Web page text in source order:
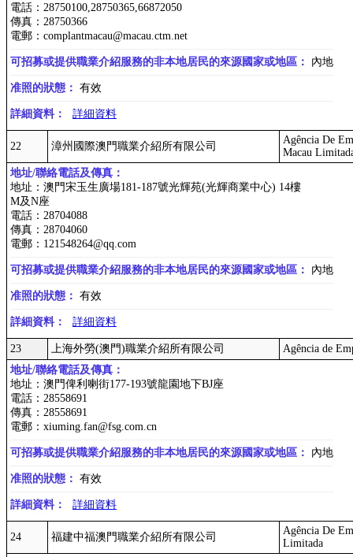
電話：28750100,28750365,66872050
傳真：28750366
電郵：complantmacau@macau.ctm.net
可招募或提供職業介紹服務的非本地居民的來源國家或地區： 內地
准照的狀態： 有效
詳細資料： 詳細資料
22 漳州國際澳門職業介紹所有限公司
Agência De
Macau
地址/聯絡電話及傳真：
地址：澳門宋玉生廣場181-187號光輝苑(光輝商業中心) 14樓
M及N座
電話：28704088
傳真：28704060
電郵：121548264@qq.com
可招募或提供職業介紹服務的非本地居民的來源國家或地區： 內地
准照的狀態： 有效
詳細資料： 詳細資料
23 上海外勞(澳門)職業介紹所有限公司
Agência de
地址/聯絡電話及傳真：
地址：澳門俾利喇街177-193號龍園地下BJ座
電話：28558691
傳真：28558691
電郵：xiuming.fan@fsg.com.cn
可招募或提供職業介紹服務的非本地居民的來源國家或地區： 內地
准照的狀態： 有效
詳細資料： 詳細資料
24 福建中福澳門職業介紹所有限公司
Agência De
Limitada